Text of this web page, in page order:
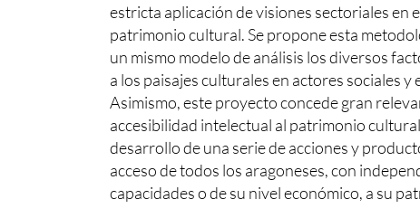
estricta aplicación de visiones sectoriales en
patrimonio cultural. Se propone esta
un mismo modelo de análisis los diversos
a los paisajes culturales en actores sociales y
Asimismo, este proyecto concede gran
accesibilidad intelectual al patrimonio
desarrollo de una serie de acciones y
acceso de todos los aragoneses, con
capacidades o de su nivel económico, a su